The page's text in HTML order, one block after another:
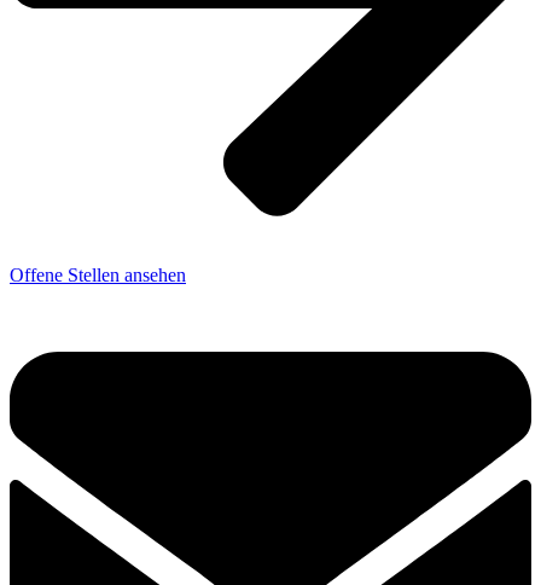
Offene Stellen ansehen